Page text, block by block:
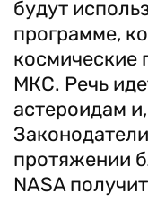
будут
программе,
космические
МКС. Речь
астероидам
протяжении
NASA